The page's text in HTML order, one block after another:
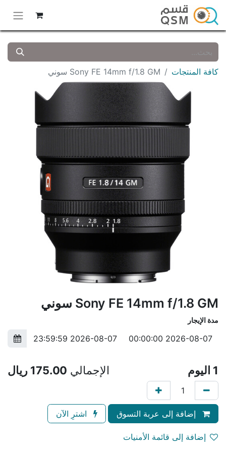
كافة المنتجات Sony FE 14mm f/1.8 GM سوني
Sony FE 14mm f/1.8 GM سوني
مدة الإيجار
1 اليوم الإجمالي 175.00 ريال
إضافة إلى عربة التسوق اشترِ الآن
إضافة إلى قائمة الأمنيات